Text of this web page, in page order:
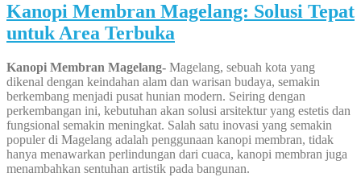
Kanopi Membran Magelang: Solusi Tepat
untuk Area Terbuka
Kanopi Membran Magelang- Magelang, sebuah kota yang
dikenal dengan keindahan alam dan warisan budaya, semakin
berkembang menjadi pusat hunian modern. Seiring dengan
perkembangan ini, kebutuhan akan solusi arsitektur yang estetis dan
fungsional semakin meningkat. Salah satu inovasi yang semakin
populer di Magelang adalah penggunaan kanopi membran, tidak
hanya menawarkan perlindungan dari cuaca, kanopi membran juga
menambahkan sentuhan artistik pada bangunan.